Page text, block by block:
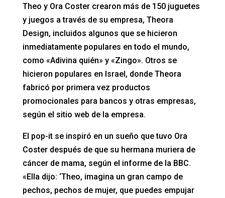
Theo y Ora Coster crearon más de 150 juguetes
y juegos a través de su empresa, Theora
Design, incluidos algunos que se hicieron
inmediatamente populares en todo el mundo,
como «Adivina quién» y «Zingo». Otros se
hicieron populares en Israel, donde Theora
fabricó por primera vez productos
promocionales para bancos y otras empresas,
según el sitio web de la empresa.
El pop-it se inspiró en un sueño que tuvo Ora
Coster después de que su hermana muriera de
cáncer de mama, según el informe de la BBC.
«Ella dijo: ‘Theo, imagina un gran campo de
pechos, pechos de mujer, que puedes empujar